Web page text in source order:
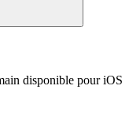
disponible pour iOS